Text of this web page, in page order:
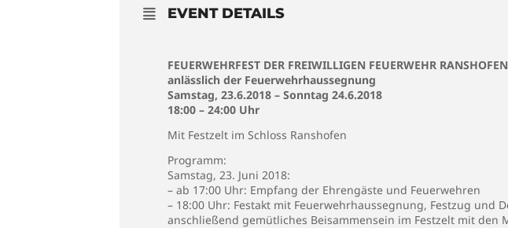
EVENT DETAILS
FEUERWEHRFEST DER FREIWILLIGEN FEUERWEHR RANSHOFEN
anlässlich der Feuerwehrhaussegnung
Samstag, 23.6.2018 – Sonntag 24.6.2018
18:00 – 24:00 Uhr
Mit Festzelt im Schloss Ranshofen
Programm:
Samstag, 23. Juni 2018:
– ab 17:00 Uhr: Empfang der Ehrengäste und Feuerwehren
– 18:00 Uhr: Festakt mit Feuerwehrhaussegnung, Festzug und
anschließend gemütliches Beisammensein im Festzelt mit den